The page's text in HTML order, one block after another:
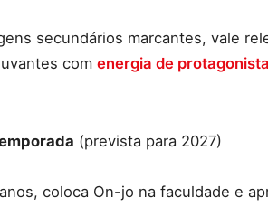
secundários marcantes, vale
com energia de protagonista
(prevista para 2027)
coloca On-jo na faculdade e